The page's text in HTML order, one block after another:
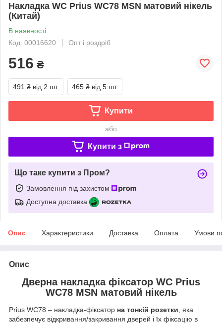
Накладка WC Prius WC78 MSN матовий нікель
(Китай)
В наявності
Код: 00016620
Опт і роздріб
516 ₴
491 ₴ від 2 шт. 465 ₴ від 5 шт.
Купити
або
Купити з
Що таке купити з Пром?
Замовлення під захистом
Доступна доставка
Опис Характеристики Доставка Оплата Умови
Опис
Дверна накладка фіксатор WC Prius
WC78 MSN матовий нікель
Prius WC78 – накладка-фіксатор на тонкій розетки, яка
забезпечує відкривання/закривання дверей і їх фіксацію в